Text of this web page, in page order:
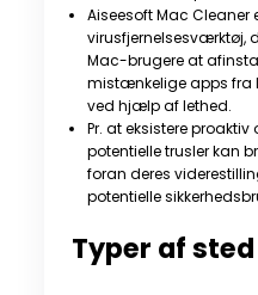
Aiseesoft Mac Cleaner
virusfjernelsesværktøj,
Mac-brugere at
mistænkelige apps fra
ved hjælp af lethed.
Pr. at eksistere
potentielle trusler kan
foran deres
potentielle
Typer af